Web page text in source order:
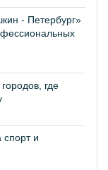
- Петербург»
где
и